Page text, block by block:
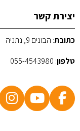
יצירת קשר
כתובת: הבונים 9, נתניה
טלפון:
055-4543980